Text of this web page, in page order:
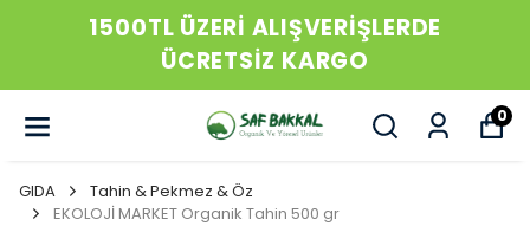
1500TL ÜZERİ ALIŞVERİŞLERDE
ÜCRETSİZ KARGO
0
GIDA
Tahin & Pekmez & Öz
EKOLOJİ MARKET Organik Tahin 500 gr